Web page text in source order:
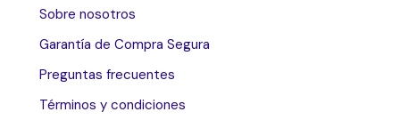
Sobre nosotros
Garantía de Compra Segura
Preguntas frecuentes
Términos y condiciones